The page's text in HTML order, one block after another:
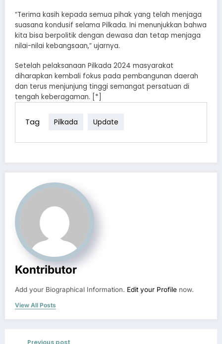
“Terima kasih kepada semua pihak yang telah menjaga
suasana kondusif selama Pilkada. Ini menunjukkan bahwa
kita bisa berpolitik dengan dewasa dan tetap menjaga
nilai-nilai kebangsaan,” ujarnya.
Setelah pelaksanaan Pilkada 2024 masyarakat
diharapkan kembali fokus pada pembangunan daerah
dan terus menjunjung tinggi semangat persatuan di
tengah keberagaman. [*]
Tag Pilkada Update
Kontributor
Add your Biographical Information. Edit your Profile now.
View All Posts
Previous post